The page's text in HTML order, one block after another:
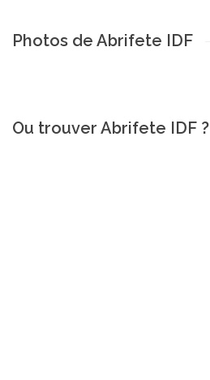
Photos de Abrifete IDF
Ou trouver Abrifete IDF ?